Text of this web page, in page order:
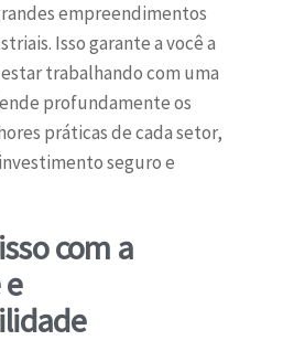
empreendimentos
Isso garante a você a
trabalhando com uma
profundamente os
práticas de cada setor,
seguro e
com a